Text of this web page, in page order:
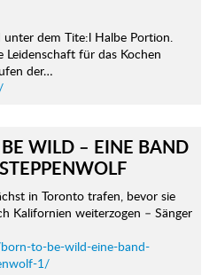
dem Tite:l Halbe Portion.
Leidenschaft für das Kochen
der…
WILD – EINE BAND
in Toronto trafen, bevor sie
Kalifornien weiterzogen – Sänger
to-be-wild-eine-band-
1/